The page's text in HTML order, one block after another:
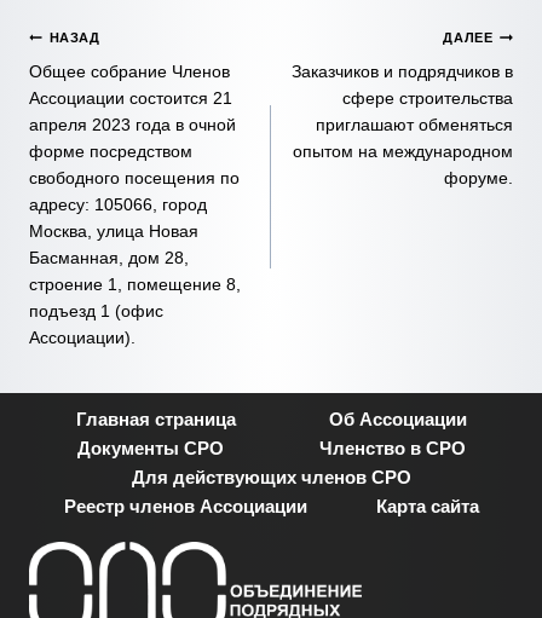
Навигация
по
записям
НАЗАД
Общее собрание Членов
Ассоциации состоится 21
апреля 2023 года в очной
форме посредством
свободного посещения по
адресу: 105066, город
Москва, улица Новая
Басманная, дом 28,
строение 1, помещение 8,
подъезд 1 (офис
Ассоциации).
ДАЛЕЕ
Заказчиков и подрядчиков в
сфере строительства
приглашают обменяться
опытом на международном
форуме.
Главная страница
Об Ассоциации
Документы СРО
Членство в СРО
Для действующих членов СРО
Реестр членов Ассоциации
Карта сайта